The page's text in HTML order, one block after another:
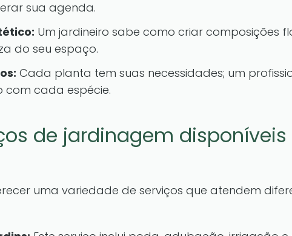
sua agenda.
Um jardineiro sabe como criar composições
do seu espaço.
Cada planta tem suas necessidades; um
cada espécie.
de jardinagem
uma variedade de serviços que atendem